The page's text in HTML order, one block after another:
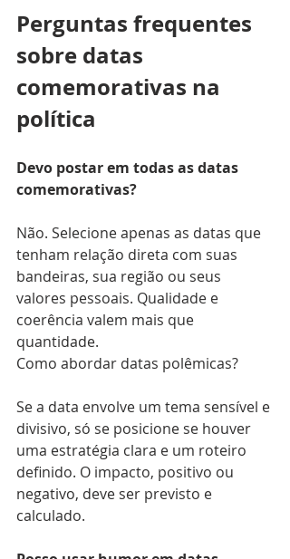
Perguntas frequentes
sobre datas
comemorativas na
política
Devo postar em todas as datas
comemorativas?
Não. Selecione apenas as datas que
tenham relação direta com suas
bandeiras, sua região ou seus
valores pessoais. Qualidade e
coerência valem mais que
quantidade.
Como abordar datas polêmicas?
Se a data envolve um tema sensível e
divisivo, só se posicione se houver
uma estratégia clara e um roteiro
definido. O impacto, positivo ou
negativo, deve ser previsto e
calculado.